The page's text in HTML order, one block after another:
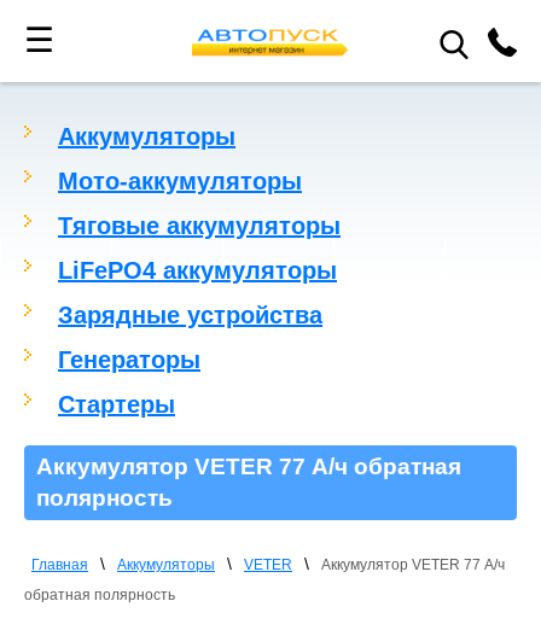
☰
Аккумуляторы
Мото-аккумуляторы
Тяговые аккумуляторы
LiFePO4 аккумуляторы
Зарядные устройства
Генераторы
Стартеры
Аккумулятор VETER 77 А/ч обратная
полярность
Главная \ Аккумуляторы \ VETER \
Аккумулятор VETER 77 А/ч
обратная полярность